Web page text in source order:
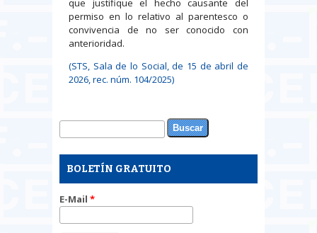
que justifique el hecho causante del
permiso en lo relativo al parentesco o
convivencia de no ser conocido con
anterioridad.
(STS, Sala de lo Social, de 15 de abril de
2026, rec. núm. 104/2025)
Formulario de búsqueda
Buscar
BOLETÍN GRATUITO
E-Mail *